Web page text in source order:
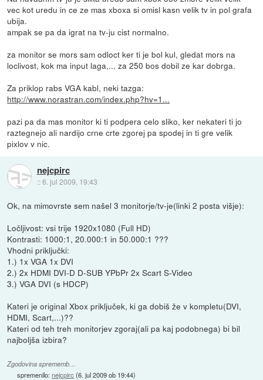
vec kot uredu in ce ze mas xboxa si omisl kasn velik tv in pol grafa
ubija.
ampak se pa da igrat na tv-ju cist normalno.
za monitor se mors sam odloct ker ti je bol kul, gledat mors na
loclivost, kok ma input laga,... za 250 bos dobil ze kar dobrga.
Za priklop rabs VGA kabl, neki tazga:
http://www.norastran.com/index.php?hv=1...
pazi pa da mas monitor ki ti podpera celo sliko, ker nekateri ti jo
raztegnejo ali nardijo crne crte zgorej pa spodej in ti gre velik
pixlov v nic.
nejcpirc
::6. jul 2009, 19:43
Ok, na mimovrste sem našel 3 monitorje/tv-je(linki 2 posta višje):
Ločljivost: vsi trije 1920x1080 (Full HD)
Kontrasti: 1000:1, 20.000:1 in 50.000:1 ???
Vhodni priključki:
1.) 1x VGA 1x DVI
2.) 2x HDMI DVI-D D-SUB YPbPr 2x Scart S-Video
3.) VGA DVI (s HDCP)
Kateri je original Xbox priključek, ki ga dobiš že v kompletu(DVI,
HDMI, Scart,...)??
Kateri od teh treh monitorjev zgoraj(ali pa kaj podobnega) bi bil
najboljša izbira?
Zgodovina sprememb…
spremenilo:nejcpirc (6. jul 2009 ob 19:44)